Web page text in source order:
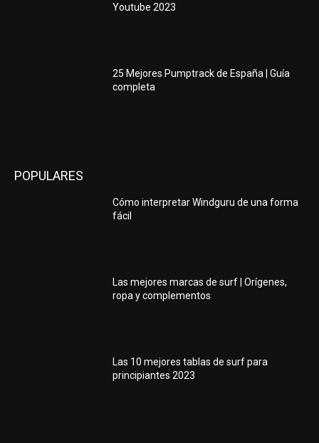
Youtube 2023
25 Mejores Pumptrack de España | Guía
completa
POPULARES
Cómo interpretar Windguru de una forma
fácil
Las mejores marcas de surf | Orígenes,
ropa y complementos
Las 10 mejores tablas de surf para
principiantes 2023